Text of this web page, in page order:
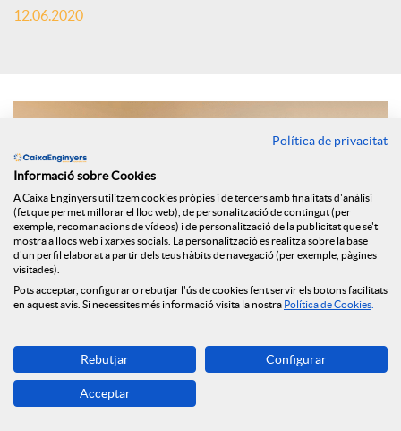
c
l
s
12.06.2020
Els principals selectors d’Espanya han assenyalat per al mitjà
digital FundsPeople quines variacions ha portat aquesta crisi
Política de privacitat
Informació sobre Cookies
A Caixa Enginyers utilitzem cookies pròpies i de tercers amb finalitats d'anàlisi
(fet que permet millorar el lloc web), de personalització de contingut (per
exemple, recomanacions de vídeos) i de personalització de la publicitat que se't
mostra a llocs web i xarxes socials. La personalització es realitza sobre la base
d'un perfil elaborat a partir dels teus hàbits de navegació (per exemple, pàgines
visitades).
Pots acceptar, configurar o rebutjar l'ús de cookies fent servir els botons facilitats
en aquest avís. Si necessites més informació visita la nostra Política de Cookies
Rebutjar Configurar
Acceptar